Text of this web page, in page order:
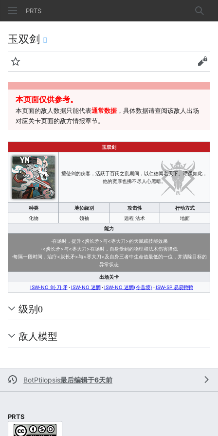
PRTS 搜索
玉双剑
监视 查看
本页面仅供参考。
本页面的敌人数据只能代表通常数据 ，具体数据请查阅该敌人出场
对应关卡页面的敌方情报章节。
玉双剑
YM
擅使剑的侠客，活跃于百氏之乱期间，以仁德闻名天下。话虽如此，
他的宽厚也拂不尽人心黑暗。
种类 地位级别 攻击性
行动方式
化物
领袖 远程 法术
地面
能力
·在场时，提升<炭长矛>与<枣大刀>的天赋或技能效果
·<炭长矛>与<枣大刀>在场时，自身受到的物理和法术伤害降低
·每隔一段时间，治疗<炭长矛>与<枣大刀>及自身三者中生命值最低的一位，并清除目标的
异常状态
出场关卡
ISW-NO 剑·刀·矛
ISW-NO 迷惘 ISW-NO 迷惘(今昔境) ISW-SP 易易鸭鸭
级别0
敌人模型
BotPtilopsis最后编辑于6天前
PRTS